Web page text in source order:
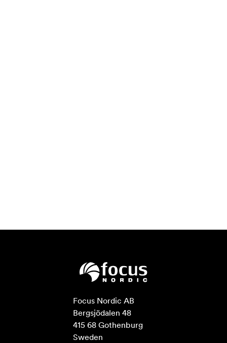
Focus Nordic AB
Bergsjödalen 48
415 68 Gothenburg
Sweden